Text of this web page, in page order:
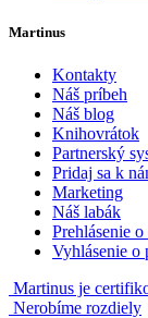
Martinus
Kontakty
Náš príbeh
Náš blog
Knihovrátok
Partnerský
Pridaj sa k
Marketing
Náš labák
Prehlásenie
Vyhlásenie o
Martinus je
Nerobíme rozdiely